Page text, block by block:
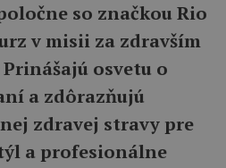
so značkou Rio
v misii za zdravším
osvetu o
a zdôrazňujú
zdravej stravy pre
a profesionálne